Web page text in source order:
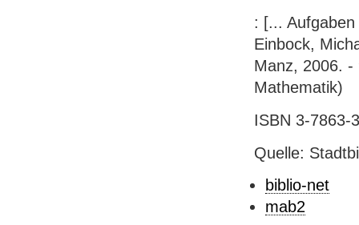
: [...
Einbock,
Manz, 2006.
Mathematik)
ISBN 3-7863-
Quelle:
biblio-net
mab2